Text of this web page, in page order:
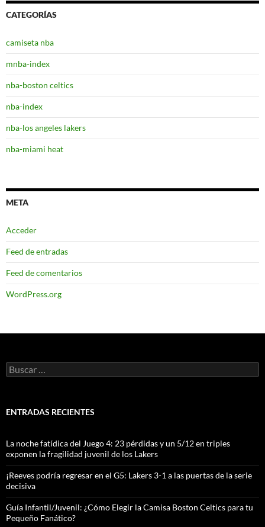
CATEGORÍAS
camiseta nba
mnba-index
nba-boston celtics
nba-index
nba-los angeles lakers
nba-miami heat
META
Acceder
Feed de entradas
Feed de comentarios
WordPress.org
Buscar:
ENTRADAS RECIENTES
La noche fatídica del Juego 4: 23 pérdidas y un 5/12 en triples
exponen la fragilidad juvenil de los Lakers
¡Reeves podría regresar en el G5: Lakers 3-1 a las puertas de la serie
decisiva
Guía Infantil/Juvenil: ¿Cómo Elegir la Camisa Boston Celtics para tu
Pequeño Fanático?